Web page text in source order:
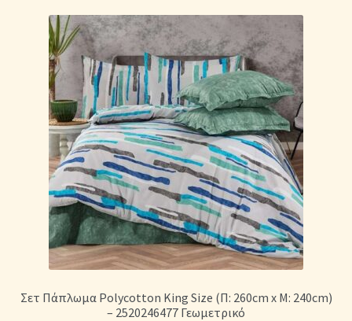
Σετ Πάπλωμα Polycotton King Size (Π: 260cm x Μ: 240cm)
– 2520246477 Γεωμετρικό